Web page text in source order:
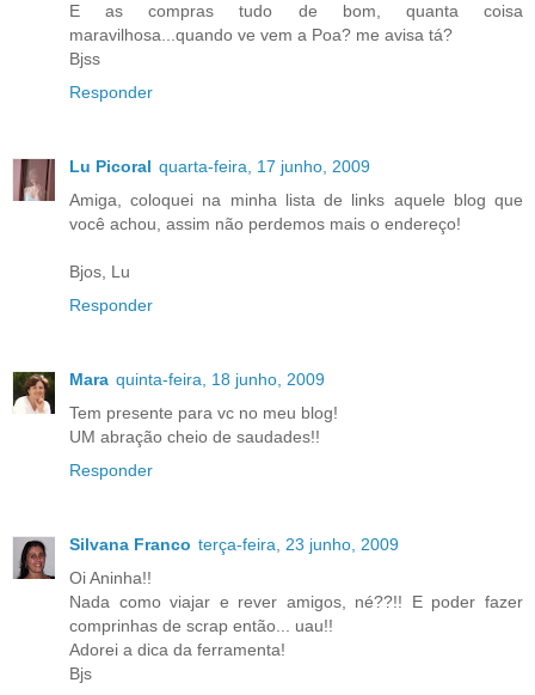
E as compras tudo de bom, quanta coisa
maravilhosa...quando ve vem a Poa? me avisa tá?
Bjss
Responder
Lu Picoral quarta-feira, 17 junho, 2009
Amiga, coloquei na minha lista de links aquele blog que
você achou, assim não perdemos mais o endereço!
Bjos, Lu
Responder
Mara quinta-feira, 18 junho, 2009
Tem presente para vc no meu blog!
UM abração cheio de saudades!!
Responder
Silvana Franco terça-feira, 23 junho, 2009
Oi Aninha!!
Nada como viajar e rever amigos, né??!! E poder fazer
comprinhas de scrap então... uau!!
Adorei a dica da ferramenta!
Bjs